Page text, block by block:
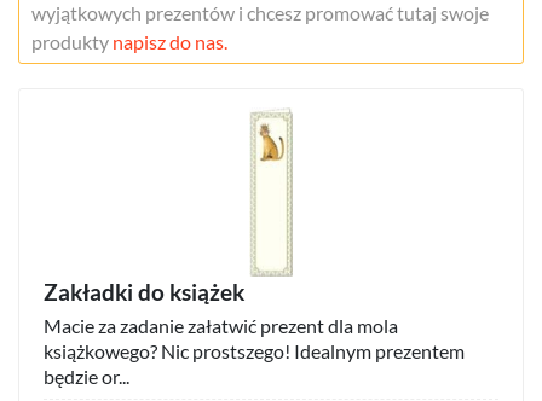
wyjątkowych prezentów i chcesz promować tutaj swoje
produkty napisz do nas.
Zakładki do książek
Macie za zadanie załatwić prezent dla mola
książkowego? Nic prostszego! Idealnym prezentem
będzie or...